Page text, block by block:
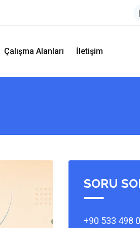
Çalışma Alanları İletişim
SORU
+90 533 498